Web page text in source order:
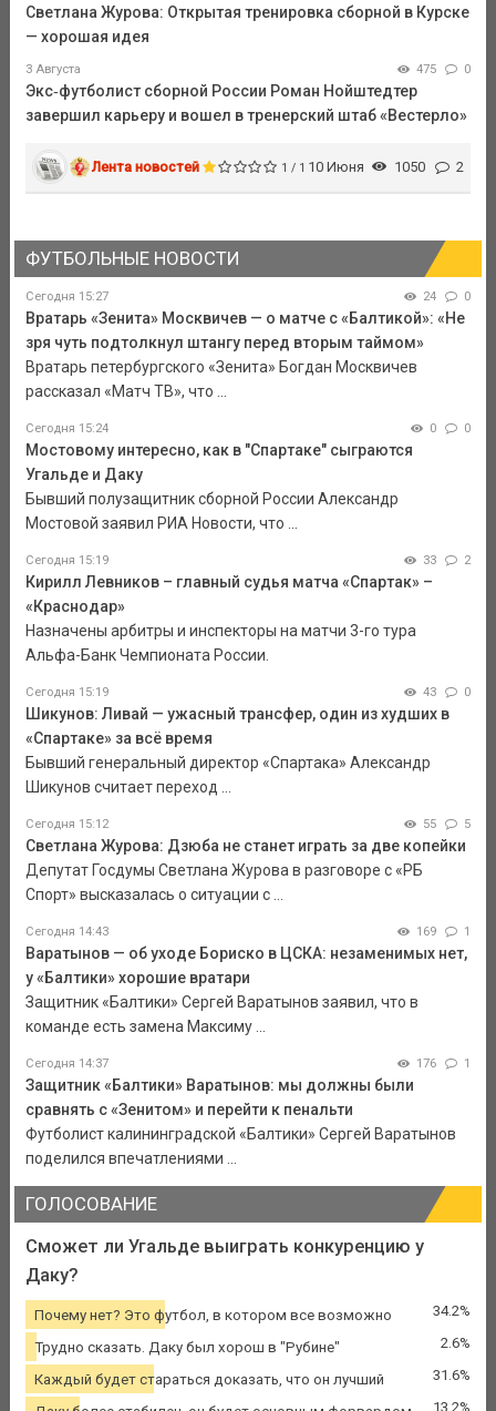
Светлана Журова: Открытая тренировка сборной в Курске
— хорошая идея
3 Августа 475 0
Экс‑футболист сборной России Роман Нойштедтер
завершил карьеру и вошел в тренерский штаб «Вестерло»
Лента новостей 1 / 1 10 Июня 1050 2
ФУТБОЛЬНЫЕ НОВОСТИ
Сегодня 15:27 24 0
Вратарь «Зенита» Москвичев — о матче с «Балтикой»: «Не
зря чуть подтолкнул штангу перед вторым таймом»
Вратарь петербургского «Зенита» Богдан Москвичев
рассказал «Матч ТВ», что ...
Сегодня 15:24 0 0
Мостовому интересно, как в "Спартаке" сыграются
Угальде и Даку
Бывший полузащитник сборной России Александр
Мостовой заявил РИА Новости, что ...
Сегодня 15:19 33 2
Кирилл Левников – главный судья матча «Спартак» –
«Краснодар»
Назначены арбитры и инспекторы на матчи 3-го тура
Альфа-Банк Чемпионата России.
Сегодня 15:19 43 0
Шикунов: Ливай — ужасный трансфер, один из худших в
«Спартаке» за всё время
Бывший генеральный директор «Спартака» Александр
Шикунов считает переход ...
Сегодня 15:12 55 5
Светлана Журова: Дзюба не станет играть за две копейки
Депутат Госдумы Светлана Журова в разговоре с «РБ
Спорт» высказалась о ситуации с ...
Сегодня 14:43 169 1
Варатынов — об уходе Бориско в ЦСКА: незаменимых нет,
у «Балтики» хорошие вратари
Защитник «Балтики» Сергей Варатынов заявил, что в
команде есть замена Максиму ...
Сегодня 14:37 176 1
Защитник «Балтики» Варатынов: мы должны были
сравнять с «Зенитом» и перейти к пенальти
Футболист калининградской «Балтики» Сергей Варатынов
поделился впечатлениями ...
ГОЛОСОВАНИЕ
Сможет ли Угальде выиграть конкуренцию у
Даку?
Почему нет? Это футбол, в котором все возможно 34.2%
Трудно сказать. Даку был хорош в "Рубине" 2.6%
Каждый будет стараться доказать, что он лучший 31.6%
13.2%